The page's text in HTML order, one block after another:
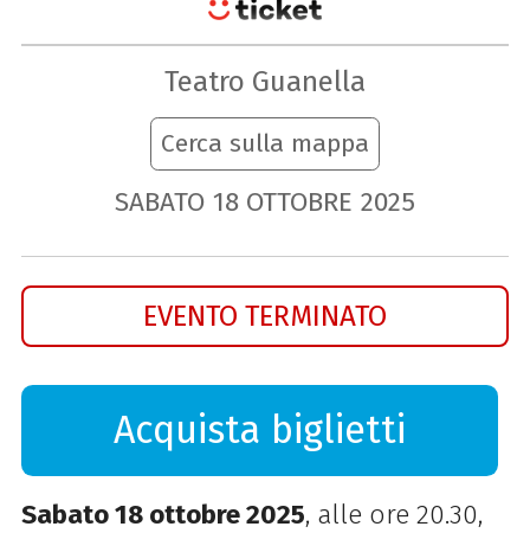
Teatro Guanella
Cerca sulla mappa
SABATO 18 OTTOBRE 2025
EVENTO TERMINATO
Acquista biglietti
Sabato 18 ottobre 2025, alle ore 20.30,